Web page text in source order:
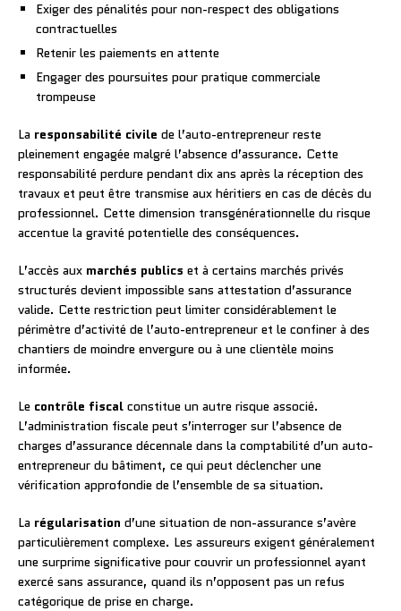
Exiger des pénalités pour non-respect des obligations
contractuelles
Retenir les paiements en attente
Engager des poursuites pour pratique commerciale
trompeuse
La responsabilité civile de l’auto-entrepreneur reste
pleinement engagée malgré l’absence d’assurance. Cette
responsabilité perdure pendant dix ans après la réception des
travaux et peut être transmise aux héritiers en cas de décès du
professionnel. Cette dimension transgénérationnelle du risque
accentue la gravité potentielle des conséquences.
L’accès aux marchés publics et à certains marchés privés
structurés devient impossible sans attestation d’assurance
valide. Cette restriction peut limiter considérablement le
périmètre d’activité de l’auto-entrepreneur et le confiner à des
chantiers de moindre envergure ou à une clientèle moins
informée.
Le contrôle fiscal constitue un autre risque associé.
L’administration fiscale peut s’interroger sur l’absence de
charges d’assurance décennale dans la comptabilité d’un auto-
entrepreneur du bâtiment, ce qui peut déclencher une
vérification approfondie de l’ensemble de sa situation.
La régularisation d’une situation de non-assurance s’avère
particulièrement complexe. Les assureurs exigent généralement
une surprime significative pour couvrir un professionnel ayant
exercé sans assurance, quand ils n’opposent pas un refus
catégorique de prise en charge.